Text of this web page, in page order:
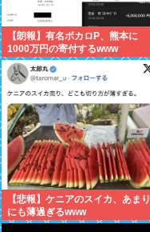
【朗報】有名ボカロP、熊本に
1000万円の寄付するwww
【悲報】ケニアのスイカ、あまり
にも薄過ぎるwww